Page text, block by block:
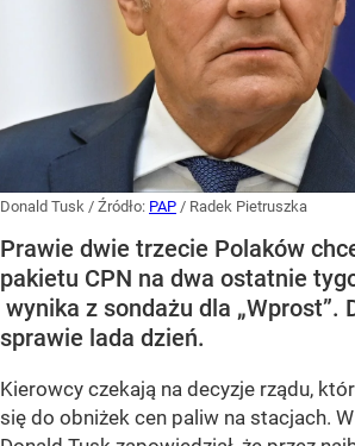
Donald Tusk / Źródło: PAP / Radek Pietruszka
Prawie dwie trzecie Polaków
pakietu CPN na dwa ostatnie
wynika z sondażu dla „Wprost”.
sprawie lada dzień.
Kierowcy czekają na decyzje rządu,
się do obniżek cen paliw na stacjach.